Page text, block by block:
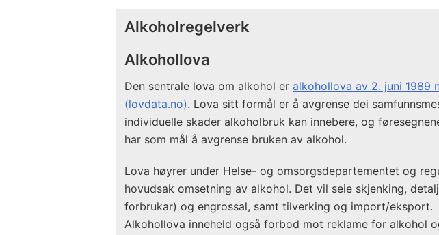
Alkoholregelverk
Alkohollova
Den sentrale lova om alkohol er alkohollova av 2. juni 1989
(lovdata.no). Lova sitt formål er å avgrense dei
individuelle skader alkoholbruk kan innebere, og
har som mål å avgrense bruken av alkohol.
Lova høyrer under Helse- og omsorgsdepartementet og
hovudsak omsetning av alkohol. Det vil seie skjenking,
forbrukar) og engrossal, samt tilverking og import/eksport.
Alkohollova inneheld også forbod mot reklame for alkohol